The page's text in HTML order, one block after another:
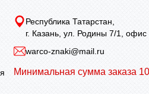
Республика Татарстан,
г. Казань, ул. Родины 7/1, офис
warco-znaki@mail.ru
Минимальная сумма заказа